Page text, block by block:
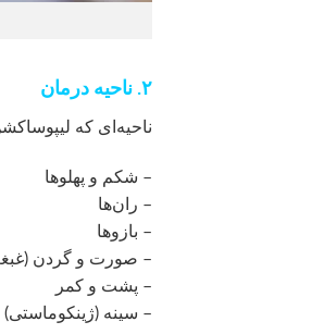
۲. ناحیه درمان
ناحیه‌ای که
– شکم و پهلوها
– ران‌ها
– بازوها
– صورت و گردن
– پشت و کمر
– سینه (ژینکوماستی)